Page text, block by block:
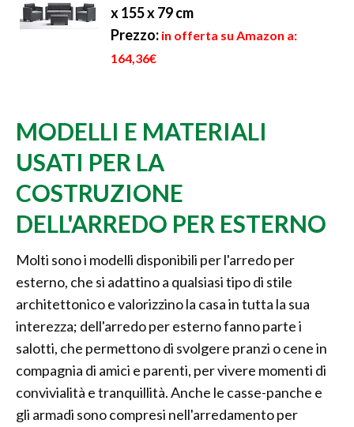
x 155 x 79 cm
Prezzo: in offerta su Amazon a:
164,36€
MODELLI E MATERIALI
USATI PER LA
COSTRUZIONE
DELL'ARREDO PER ESTERNO
Molti sono i modelli disponibili per l'arredo per
esterno, che si adattino a qualsiasi tipo di stile
architettonico e valorizzino la casa in tutta la sua
interezza; dell'arredo per esterno fanno parte i
salotti, che permettono di svolgere pranzi o cene in
compagnia di amici e parenti, per vivere momenti di
convivialità e tranquillità. Anche le casse-panche e
gli armadi sono compresi nell'arredamento per